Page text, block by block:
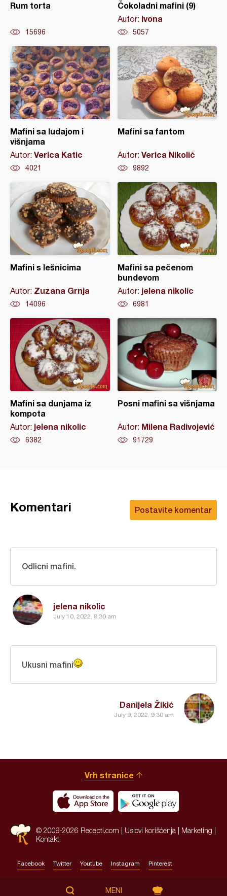
Rum torta
15696
Čokoladni mafini (9)
Autor: Ivona
5057
Mafini sa ludajom i
višnjama
Autor: Verica Katic
4021
Mafini sa fantom
Autor: Verica Nikolić
9892
Mafini s lešnicima
Autor: Zuzana Grnja
14096
Mafini sa pečenom
bundevom
Autor: jelena nikolic
6981
Mafini sa dunjama iz
kompota
Autor: jelena nikolic
6382
Posni mafini sa višnjama
Autor: Milena Radivojević
91729
Postavite komentar
Komentari
jelena nikolic
July 10, 2022, 8:30 am
Odlicni mafini.
Danijela Žikić
July 9, 2022, 9:30 am
Ukusni mafini
Vrh stranice
© 2009-2026 Recepti.com | Uslovi korišćenja Marketing
Kontakt
Facebook Twitter Youtube Instagram Pinterest